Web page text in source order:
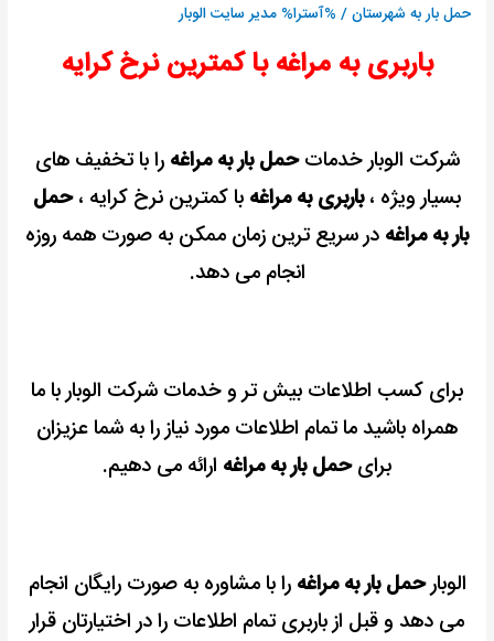
حمل بار به شهرستان/ %آسترا% مدیر سایت الوبار
باربری به مراغه با کمترین نرخ کرایه
شرکت الوبار خدماتحمل بار به مراغه را با تخفیف های
بسیار ویژه ،باربری به مراغه با کمترین نرخ کرایه ،حمل
بار به مراغه در سریع ترین زمان ممکن به صورت همه روزه
انجام می دهد.
برای کسب اطلاعات بیش تر و خدمات شرکت الوبار با ما
همراه باشید ما تمام اطلاعات مورد نیاز را به شما عزیزان
برایحمل بار به مراغه ارائه می دهیم.
الوبارحمل بار به مراغه را با مشاوره به صورت رایگان انجام
می دهد و قبل از باربری تمام اطلاعات را در اختیارتان قرار
بیمه
قیمت